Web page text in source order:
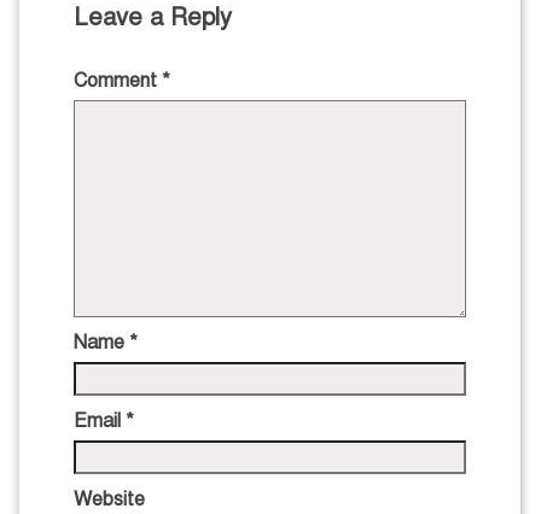
Leave a Reply
Comment *
Name *
Email *
Website